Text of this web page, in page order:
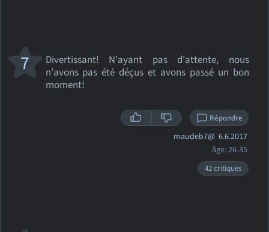
Divertissant! N'ayant pas d'attente, nous
n'avons pas été déçus et avons passé un bon
moment!
7
Répondre
maudeb7@ 6.6.2017
âge: 26-35
42 critiques